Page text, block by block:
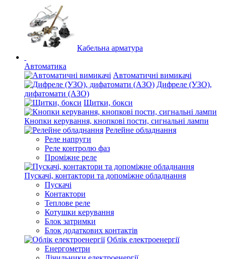
Кабельна арматура
Автоматика
Автоматичні вимикачі
Дифреле (УЗО),
дифатомати (АЗО)
Щитки, бокси
Кнопки керування, кнопкові пости, сигнальні лампи
Релейне обладнання
Реле напруги
Реле контролю фаз
Проміжне реле
Пускачі, контактори та допоміжне обладнання
Пускачі
Контактори
Теплове реле
Котушки керування
Блок затримки
Блок додаткових контактів
Облік електроенергії
Енергометри